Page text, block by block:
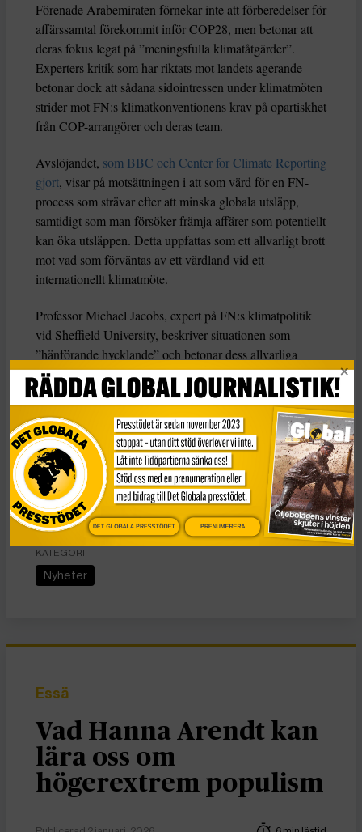
Förenade Arabemiraten förnekar inte att förberedelser för
affärssamtal förekommit inför COP28, men betonar att
deras fokus legat på ”meningsfulla klimatåtgärder”.
Experters kritik som har riktats mot landets agerande
betonar dock att sådana sidointressen under klimatmöten
strider mot FN:s klimatkonventionens krav på opartiskhet
från COP-arrangörer och deras team.
Avslöjandet, som BBC och Center for Climate Reporting
gjort, visar på motsättningen i att som värd för en FN-
process som strävar efter att minska globala utsläpp,
samtidigt som man försöker främja affärer som potentiellt
kan öka utsläppen. Detta uppfattas som ett allvarligt brott
mot vad som förväntas av ett värdland vid ett
internationellt klimatmöte.
Professor Michael Jacobs, expert på FN:s klimatpolitik
vid Sheffield University, beskriver situationen som
”hänförande hycklande” och betonar dess allvarliga
konsekvenser för de globala ansträngningarna att minska
utsläppen och hantera klimatkrisen.
– Jag tror faktiskt att det är värre än så, eftersom
Förenade Arabemiraten för närvarande leder en FN-
process som syftar till att minska de globala utsläppen.
Och på samma möten uppenbarligen försöker göra
sidoaffärer som kommer att öka de globala utsläppen.
KATEGORI
Nyheter
Essä
Vad Hanna Arendt kan
lära oss om
högerextrem populism
DET GLOBALA PRESSTÖDET PRENUMERERA